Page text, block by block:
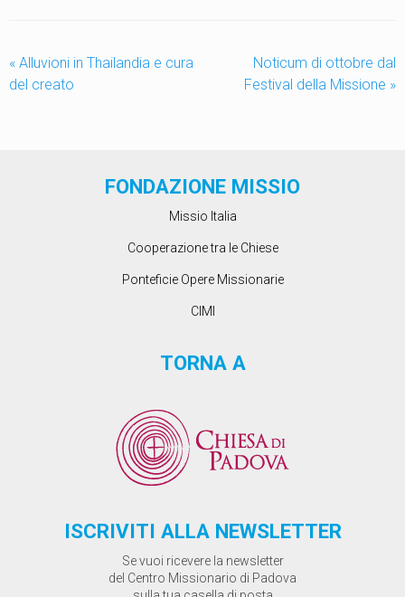
« Alluvioni in Thailandia e cura
del creato
Noticum di ottobre dal
Festival della Missione »
FONDAZIONE MISSIO
Missio Italia
Cooperazione tra le Chiese
Ponteficie Opere Missionarie
CIMI
TORNA A
ISCRIVITI ALLA NEWSLETTER
Se vuoi ricevere la newsletter
del Centro Missionario di Padova